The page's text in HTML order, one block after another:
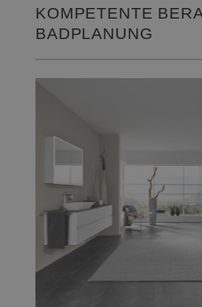
KOMPETENTE
BADPLANUNG